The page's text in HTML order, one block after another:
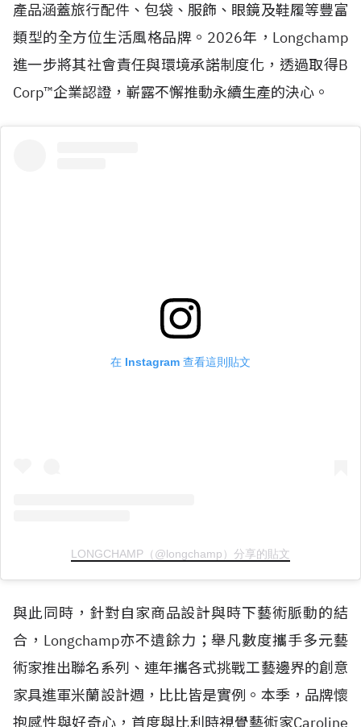
產品涵蓋旅行配件、包袋、服飾、眼鏡及鞋履等豐富
類型的全方位生活風格品牌。2026年，Longchamp
進一步將其社會責任與環境承諾制度化，透過取得B
Corp™企業認證，嶄露不懈推動永續生產的決心。
在 Instagram 查看這則貼文
LONGCHAMP（@longchamp）分享的貼文
與此同時，針對自家商品設計與時下藝術脈動的結
合，Longchamp亦不遺餘力；舉凡數度攜手多元藝
術家推出聯名系列、連年攜各式挑戰工藝邊界的創意
家具進軍米蘭設計週，比比皆是實例。本季，品牌懷
抱感性與好奇心，首度與比利時視覺藝術家Caroline